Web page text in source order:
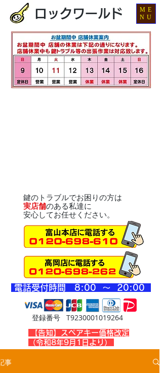
ロックワールド
鍵のトラブルでお困りの方は
実店舗のある私達に
安心してお任せください。
登録番号 T9230001019264
​電話受付時間 8:00 ～ 20:00
​【告知】スペアキー価格改定
（令和8年9月1日より）
ME
NU
事